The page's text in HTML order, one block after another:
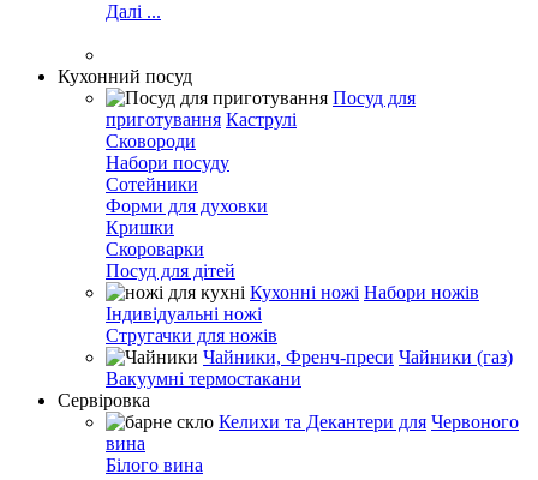
Далі ...
Кухонний посуд
Посуд для
приготування Каструлі
Сковороди
Набори посуду
Сотейники
Форми для духовки
Кришки
Скороварки
Посуд для дітей
Кухонні ножі Набори ножів
Індивідуальні ножі
Стругачки для ножів
Чайники, Френч-преси Чайники (газ)
Вакуумні термостакани
Сервіровка
Келихи та Декантери для Червоного
вина
Білого вина